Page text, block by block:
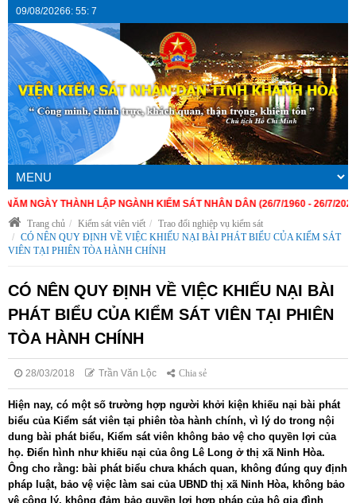
09/08/20266: 55: 7
NGÀY THÀNH LẬP NGÀNH KIỂM SÁT NHÂN DÂN (26/7/1960 - 26/7/2026)
Trang chủ
Kiểm sát viên viết
Trao đổi nghiệp vụ kiểm sát
CÓ NÊN QUY ĐỊNH VỀ VIỆC KHIẾU NẠI BÀI PHÁT BIỂU CỦA KIỂM SÁT
VIÊN TẠI PHIÊN TÒA HÀNH CHÍNH
CÓ NÊN QUY ĐỊNH VỀ VIỆC KHIẾU NẠI BÀI
PHÁT BIỂU CỦA KIỂM SÁT VIÊN TẠI PHIÊN
TÒA HÀNH CHÍNH
28/03/2018 Trần Văn Lộc Chia sẻ
Hiện nay, có một số trường hợp người khởi kiện khiếu nại bài phát
biểu của Kiểm sát viên tại phiên tòa hành chính, vì lý do trong nội
dung bài phát biểu, Kiểm sát viên không bảo vệ cho quyền lợi của
họ. Điển hình như khiếu nại của ông Lê Long ở thị xã Ninh Hòa.
Ông cho rằng: bài phát biểu chưa khách quan, không đúng quy định
pháp luật, bảo vệ việc làm sai của UBND thị xã Ninh Hòa, không bảo
vệ công lý, không đảm bảo quyền lợi hợp pháp của hộ gia đình